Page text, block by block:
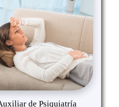
de Psiquiatría